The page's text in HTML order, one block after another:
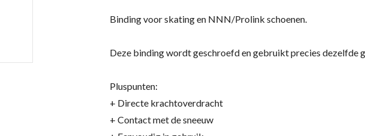
Binding voor skating en NNN/Prolink schoenen.
Deze binding wordt geschroefd en gebruikt precies dezelfde
Pluspunten:
+ Directe krachtoverdracht
+ Contact met de sneeuw